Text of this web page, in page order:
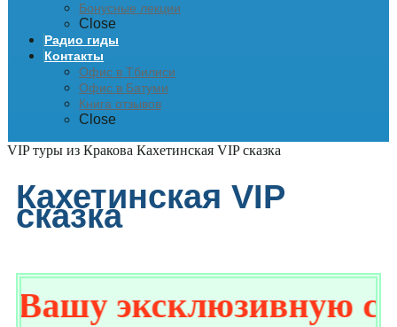
Бонусные лекции
Close
Радио гиды
Контакты
Офис в Тбилиси
Офис в Батуми
Книга отзывов
Close
VIP туры из Кракова Кахетинская VIP сказка
Кахетинская VIP
сказка
эксклюзивную